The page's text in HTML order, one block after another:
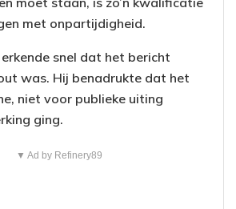
met onpartijdigheid.
snel dat het bericht
was. Hij benadrukte dat het
niet voor publieke uiting
ging.
▼ Ad by Refinery89